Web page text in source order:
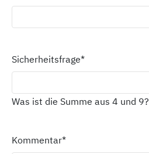
Sicherheitsfrage*
Was ist die Summe aus 4 und 9?
Kommentar*